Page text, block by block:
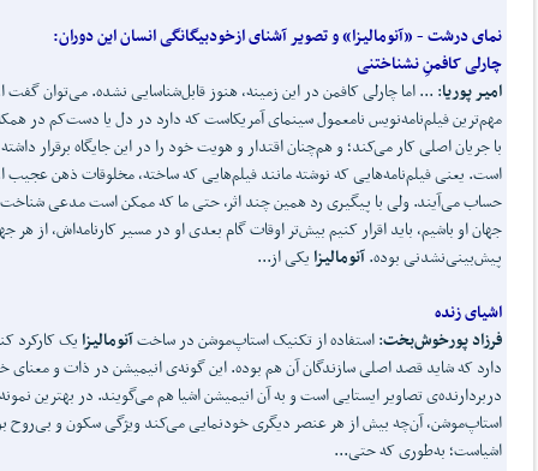
نمای درشت -«آنومالیزا» و تصویر آشنای ازخودبیگانگی انسان این دوران:
چارلی کافمنِ نشناختنی
امیر پوریا: ... اما چارلی کافمن در این زمینه، هنوز قابل‌شناسایی نشده. می‌توان گفت
مهم‌ترین فیلم‌نامه‌نویس نامعمول سینمای آمریکاست که دارد در دل یا دست‌کم در
با جریان اصلی کار می‌کند؛ و هم‌چنان اقتدار و هویت خود را در این جایگاه برقرار داشته
است. یعنی فیلم‌نامه‌هایی که نوشته مانند فیلم‌هایی که ساخته، مخلوقات ذهن عجیب
حساب می‌آیند. ولی با پیگیری رد همین چند اثر، حتی ما که ممکن است مدعی شناخت
جهان او باشیم، باید اقرار کنیم بیش‌تر اوقات گام بعدی او در مسیر کارنامه‌اش، از هر
پیش‌بینی‌نشدنی بوده.آنومالیزا یکی از...
اشیای زنده
فرزاد پورخوشبخت: استفاده از تکنیک استاپ‌موشن در ساختآنومالیزا یک کارکرد
دارد که شاید قصد اصلی سازندگان آن هم بوده. این گونه‌ی انیمیشن در ذات و معنای
دربردارنده‌ی تصاویر ایستایی‌ است و به آن انیمیشن اشیا هم می‌گویند. در بهترین
استاپ‌موشن، آن‌چه بیش از هر عنصر دیگری خودنمایی می‌کند ویژگی سکون و بی‌روح
اشیاست؛ به‌طوری‌ که حتی...